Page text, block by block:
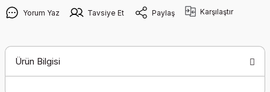
Yorum Yaz Tavsiye Et Paylaş Karşılaştır
Ürün Bilgisi